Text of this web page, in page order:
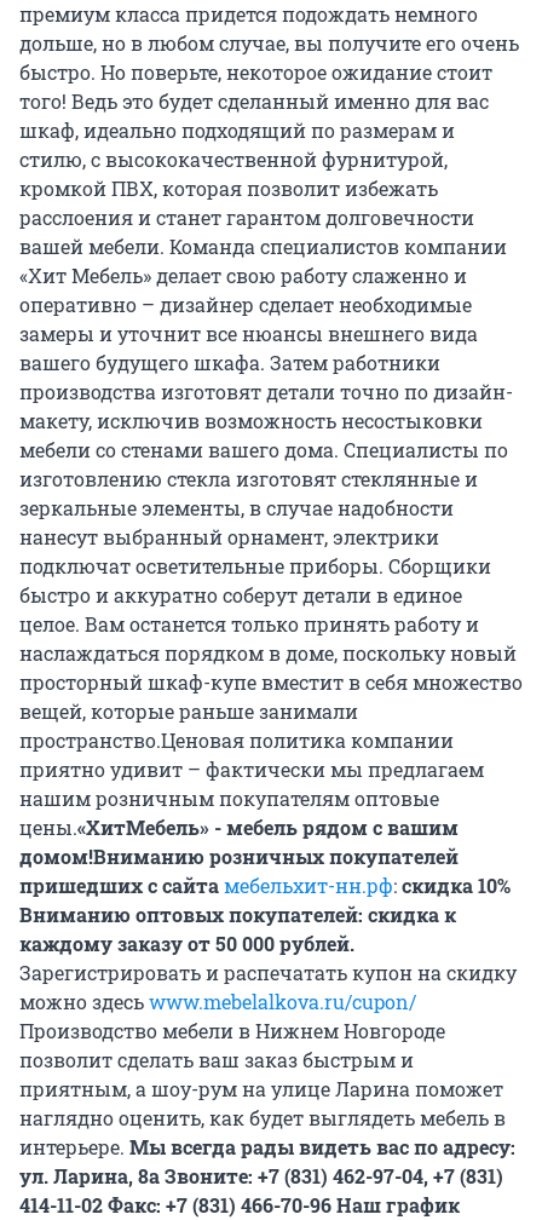
премиум класса придется подождать немного
дольше, но в любом случае, вы получите его очень
быстро. Но поверьте, некоторое ожидание стоит
того! Ведь это будет сделанный именно для вас
шкаф, идеально подходящий по размерам и
стилю, с высококачественной фурнитурой,
кромкой ПВХ, которая позволит избежать
расслоения и станет гарантом долговечности
вашей мебели. Команда специалистов компании
«Хит Мебель» делает свою работу слаженно и
оперативно – дизайнер сделает необходимые
замеры и уточнит все нюансы внешнего вида
вашего будущего шкафа. Затем работники
производства изготовят детали точно по дизайн-
макету, исключив возможность несостыковки
мебели со стенами вашего дома. Специалисты по
изготовлению стекла изготовят стеклянные и
зеркальные элементы, в случае надобности
нанесут выбранный орнамент, электрики
подключат осветительные приборы. Сборщики
быстро и аккуратно соберут детали в единое
целое. Вам останется только принять работу и
наслаждаться порядком в доме, поскольку новый
просторный шкаф-купе вместит в себя множество
вещей, которые раньше занимали
пространство.Ценовая политика компании
приятно удивит – фактически мы предлагаем
нашим розничным покупателям оптовые
цены.«ХитМебель» - мебель рядом с вашим
домом!Вниманию розничных покупателей
пришедших с сайтамебельхит-нн.рф:скидка 10%
Вниманию оптовых покупателей: скидка к
каждому заказу от 50 000 рублей.
Зарегистрировать и распечатать купон на скидку
можно здесьwww.mebelalkova.ru/cupon/
Производство мебели в Нижнем Новгороде
позволит сделать ваш заказ быстрым и
приятным, а шоу-рум на улице Ларина поможет
наглядно оценить, как будет выглядеть мебель в
интерьере. Мы всегда рады видеть вас по адресу:
ул. Ларина, 8а Звоните: +7 (831) 462-97-04, +7 (831)
414-11-02 Факс: +7 (831) 466-70-96 Наш график